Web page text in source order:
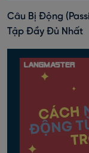
Câu Bị Động
Tập Đầy Đủ Nhất